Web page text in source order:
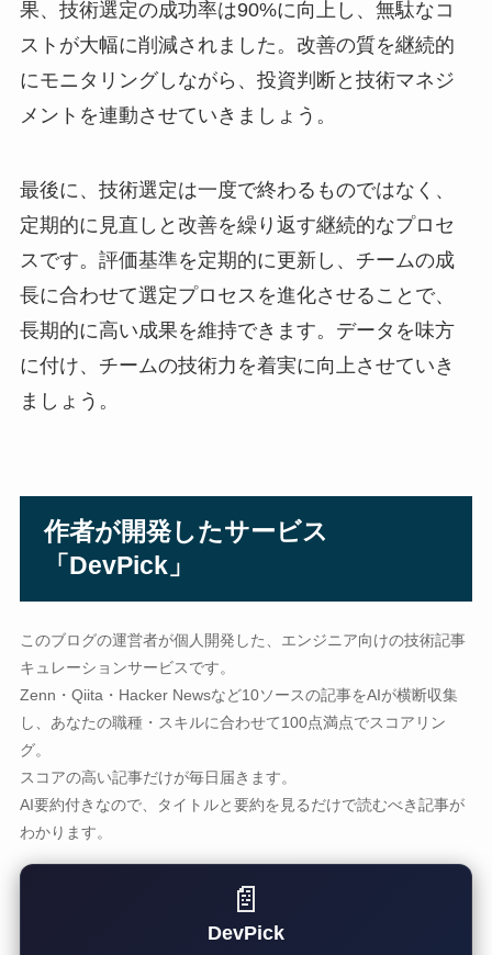
果、技術選定の成功率は90%に向上し、無駄なコ
ストが大幅に削減されました。改善の質を継続的
にモニタリングしながら、投資判断と技術マネジ
メントを連動させていきましょう。
最後に、技術選定は一度で終わるものではなく、
定期的に見直しと改善を繰り返す継続的なプロセ
スです。評価基準を定期的に更新し、チームの成
長に合わせて選定プロセスを進化させることで、
長期的に高い成果を維持できます。データを味方
に付け、チームの技術力を着実に向上させていき
ましょう。
作者が開発したサービス
「DevPick」
このブログの運営者が個人開発した、エンジニア向けの技術記事
キュレーションサービスです。
Zenn・Qiita・Hacker Newsなど10ソースの記事をAIが横断収集
し、あなたの職種・スキルに合わせて100点満点でスコアリン
グ。
スコアの高い記事だけが毎日届きます。
AI要約付きなので、タイトルと要約を見るだけで読むべき記事が
わかります。
📄
DevPick